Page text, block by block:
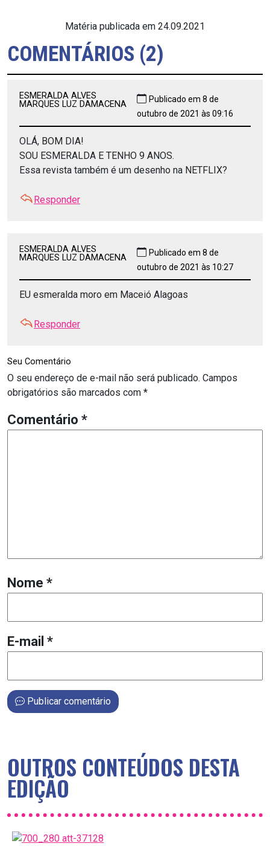
Matéria publicada em 24.09.2021
COMENTÁRIOS (2)
ESMERALDA ALVES
MARQUES LUZ DAMACENA
Publicado em 8 de
outubro de 2021 às 09:16
OLÁ, BOM DIA!
SOU ESMERALDA E TENHO 9 ANOS.
Essa revista também é um desenho na NETFLIX?
Responder
ESMERALDA ALVES
MARQUES LUZ DAMACENA
Publicado em 8 de
outubro de 2021 às 10:27
EU esmeralda moro em Maceió Alagoas
Responder
Seu Comentário
O seu endereço de e-mail não será publicado. Campos
obrigatórios são marcados com *
Comentário *
Nome *
E-mail *
Publicar comentário
OUTROS CONTEÚDOS DESTA
EDIÇÃO